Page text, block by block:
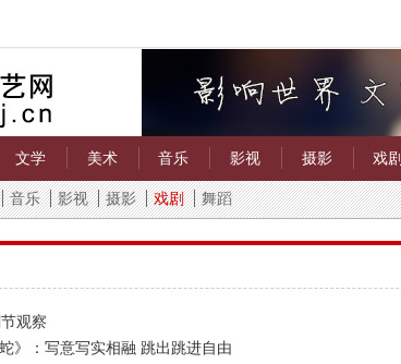
文学 美术 音乐 影视 摄影 戏剧
音乐 影视 摄影 戏剧 舞蹈
观察
》：写意写实相融 跳出跳进自由